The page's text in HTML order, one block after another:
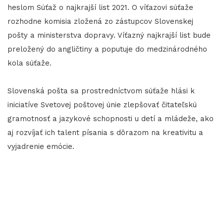
heslom Súťaž o najkrajší list 2021. O víťazovi súťaže
rozhodne komisia zložená zo zástupcov Slovenskej
pošty a ministerstva dopravy. Víťazný najkrajší list bude
preložený do angličtiny a poputuje do medzinárodného
kola súťaže.
Slovenská pošta sa prostredníctvom súťaže hlási k
iniciatíve Svetovej poštovej únie zlepšovať čitateľskú
gramotnosť a jazykové schopnosti u detí a mládeže, ako
aj rozvíjať ich talent písania s dôrazom na kreativitu a
vyjadrenie emócie.